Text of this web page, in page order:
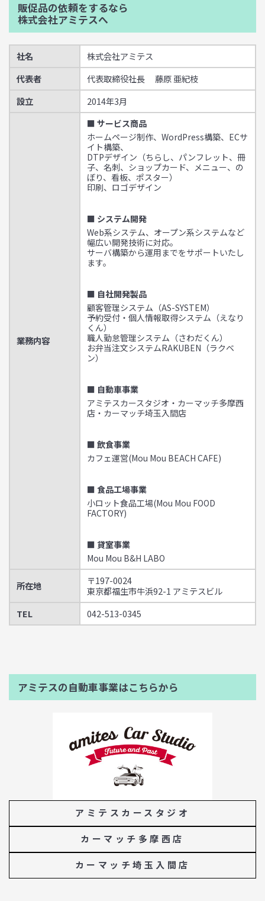
販促品の依頼をするなら
株式会社アミテスへ
社名
株式会社アミテス
代表者
代表取締役社長 藤原 亜紀枝
設立
2014年3月
業務内容
■ サービス商品
ホームページ制作、WordPress構築、ECサ
イト構築、
DTPデザイン（ちらし、パンフレット、冊
子、名刺、ショップカード、メニュー、の
ぼり、看板、ポスター）
印刷、ロゴデザイン
■ システム開発
Web系システム、オープン系システムなど
幅広い開発技術に対応。
サーバ構築から運用までをサポートいたし
ます。
■ 自社開発製品
顧客管理システム（AS-SYSTEM）
予約受付・個人情報取得システム（えなり
くん）
職人勤怠管理システム（さわだくん）
お弁当注文システムRAKUBEN（ラクベ
ン）
■ 自動車事業
アミテスカースタジオ・カーマッチ多摩西
店・カーマッチ埼玉入間店
■ 飲食事業
カフェ運営(Mou Mou BEACH CAFE)
■ 食品工場事業
小ロット食品工場(Mou Mou FOOD
FACTORY)
■ 貸室事業
Mou Mou B&H LABO
所在地
〒197-0024
東京都福生市牛浜92-1 アミテスビル
TEL
042-513-0345
アミテスの自動車事業はこちらから
アミテスカースタジオ
カーマッチ多摩西店
カーマッチ埼玉入間店